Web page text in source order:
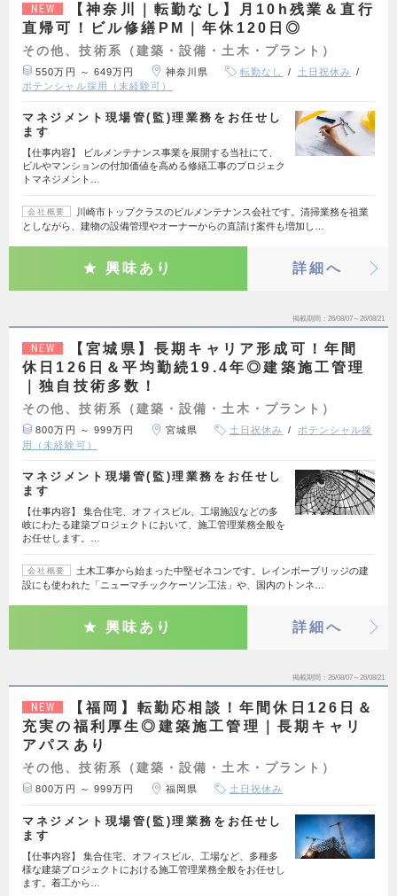
NEW
【神奈川｜転勤なし】月10h残業＆直行
直帰可！ビル修繕PM｜年休120日◎
その他、技術系（建築・設備・土木・プラント）
550万円 ～ 649万円 神奈川県 転勤なし
土日祝休み
ポテンシャル採用（未経験可）
マネジメント現場管(監)理業務をお任せし
ます
【仕事内容】 ビルメンテナンス事業を展開する当社にて、
ビルやマンションの付加価値を高める修繕工事のプロジェク
トマネジメント…
会社概要
川崎市トップクラスのビルメンテナンス会社です。清掃業務を祖業
としながら、建物の設備管理やオーナーからの直請け案件も増加し…
興味あり 詳細へ
掲載期間 26/08/07～26/08/21
NEW
【宮城県】長期キャリア形成可！年間
休日126日＆平均勤続19.4年◎建築施工管理
｜独自技術多数！
その他、技術系（建築・設備・土木・プラント）
800万円 ～ 999万円 宮城県 土日祝休み
ポテンシャル採
用（未経験可）
マネジメント現場管(監)理業務をお任せし
ます
【仕事内容】 集合住宅、オフィスビル、工場施設などの多
岐にわたる建築プロジェクトにおいて、施工管理業務全般を
お任せします。…
会社概要
土木工事から始まった中堅ゼネコンです。レインボーブリッジの建
設にも使われた「ニューマチックケーソン工法」や、国内のトンネ…
興味あり 詳細へ
掲載期間 26/08/07～26/08/21
NEW
【福岡】転勤応相談！年間休日126日＆
充実の福利厚生◎建築施工管理｜長期キャリ
アパスあり
その他、技術系（建築・設備・土木・プラント）
800万円 ～ 999万円 福岡県 土日祝休み
マネジメント現場管(監)理業務をお任せし
ます
【仕事内容】 集合住宅、オフィスビル、工場など、多種多
様な建築プロジェクトにおける施工管理業務全般をお任せし
ます。着工から…